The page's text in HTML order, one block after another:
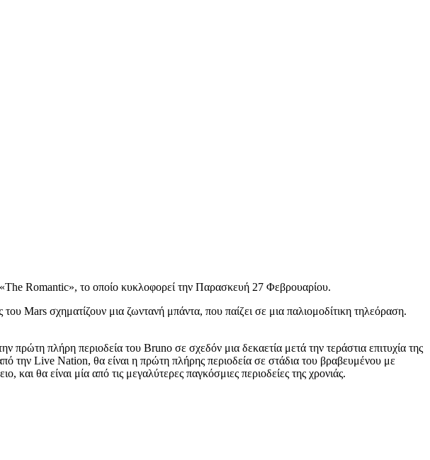
Romantic», το οποίο κυκλοφορεί την Παρασκευή 27 Φεβρουαρίου.
Mars σχηματίζουν μια ζωντανή μπάντα, που παίζει σε μια παλιομοδίτικη τηλεόραση.
πλήρη περιοδεία του Bruno σε σχεδόν μια δεκαετία μετά την τεράστια επιτυχία της
την Live Nation, θα είναι η πρώτη πλήρης περιοδεία σε στάδια του βραβευμένου με
θα είναι μία από τις μεγαλύτερες παγκόσμιες περιοδείες της χρονιάς.